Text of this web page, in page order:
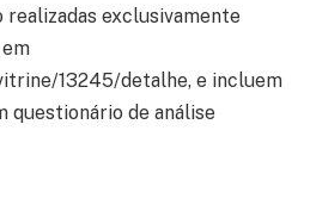
realizadas exclusivamente
13245/detalhe, e incluem
questionário de análise